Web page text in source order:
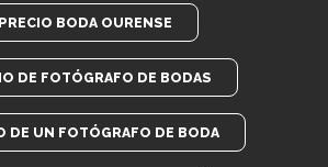
PRECIO BODA OURENSE
DE FOTÓGRAFO DE BODAS
DE UN FOTÓGRAFO DE BODA